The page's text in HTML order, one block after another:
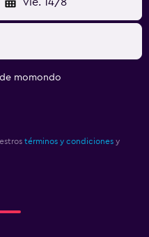
momondo
términos y condiciones y